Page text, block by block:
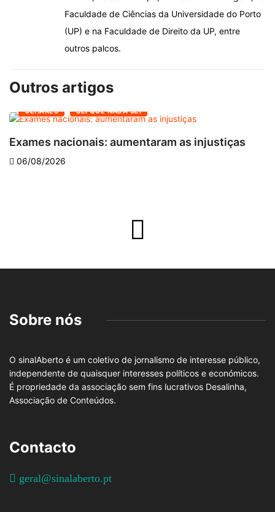
Faculdade de Ciências da Universidade do Porto
(UP) e na Faculdade de Direito da UP, entre
outros palcos.
Outros artigos
OLHARES SEI QUE NADA SEI
Exames nacionais: aumentaram as injustiças
06/08/2026
Sobre nós
O sinalAberto é um coletivo de jornalismo de interesse público,
independente de quaisquer interesses políticos e económicos.
É propriedade da associação sem fins lucrativos Desalinha,
Associação de Conteúdos.
Contacto
geral@sinalaberto.pt